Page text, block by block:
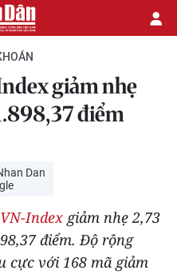
giảm nhẹ
điểm
Dan
VN-Index giảm nhẹ 2,73
điểm. Độ rộng
cực với 168 mã giảm